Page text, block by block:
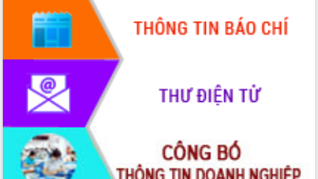
Đề án 06 tạo bước ngoặt đột phá trong
cải cách hành chính tỉnh Đắk Lắk
Kết nối tour, đẩy mạnh chuyển đổi số
để phát triển du lịch Đắk Lắk
Khởi động Dự án Đầu tư xây dựng hạ
tầng kỹ thuật Cụm công nghiệp Tân
Gặp mặt các cơ quan báo chí nhân Kỷ
niệm 101 năm Ngày Báo chí Cách
mạng Việt Nam
Đắk Lắk sơ kết 4 năm triển khai thực